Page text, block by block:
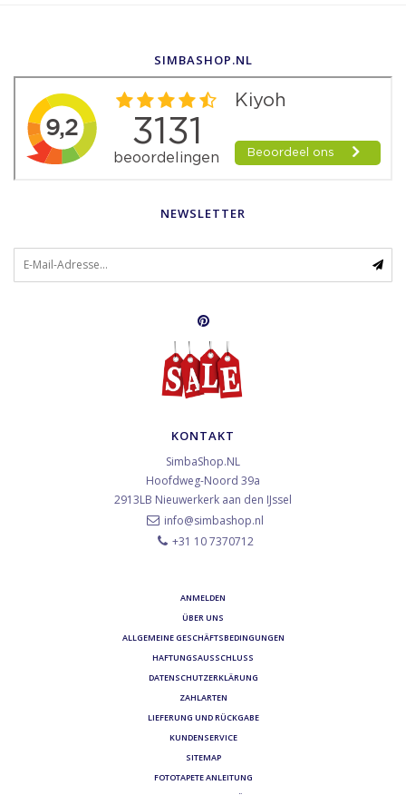
SIMBASHOP.NL
NEWSLETTER
KONTAKT
SimbaShop.NL
Hoofdweg-Noord 39a
2913LB Nieuwerkerk aan den IJssel
info@simbashop.nl
+31 10 7370712
ANMELDEN
ÜBER UNS
ALLGEMEINE GESCHÄFTSBEDINGUNGEN
HAFTUNGSAUSSCHLUSS
DATENSCHUTZERKLÄRUNG
ZAHLARTEN
LIEFERUNG UND RÜCKGABE
KUNDENSERVICE
SITEMAP
FOTOTAPETE ANLEITUNG